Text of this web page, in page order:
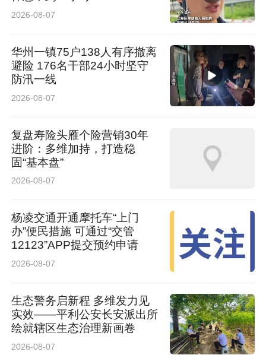
2026-08-07
华州一镇75户138人有序撤离
避险 176名干部24小时坚守
防汛一线
2026-08-07
复盘寿险头雁个险营销30年
进阶：多维加持，打造稳
固“基本盘”
2026-08-07
杨凌交通开通摩托车“上门
办”便民措施 可通过“交管
12123”APP提交预约申请
2026-08-07
生态警务启新程 多维发力见
实效——平利公安长安派出所
绘就辖区生态治理新画卷
2026-08-07